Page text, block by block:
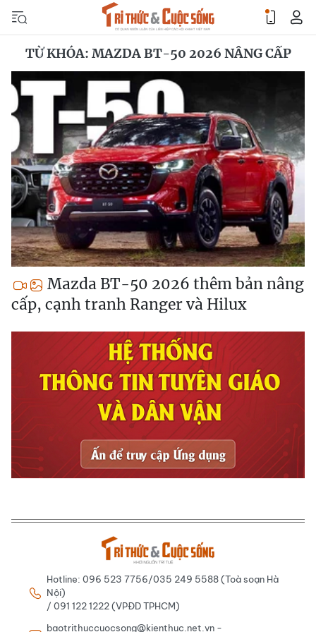
TỪ KHÓA: MAZDA BT-50 2026 NÂNG CẤP
Mazda BT-50 2026 thêm bản nâng
cấp, cạnh tranh Ranger và Hilux
Hotline: 096 523 7756/035 249 5588 (Toà soạn Hà
Nội)
/ 091 122 1222 (VPĐD TPHCM)
baotrithuccuocsong@kienthuc.net.vn -